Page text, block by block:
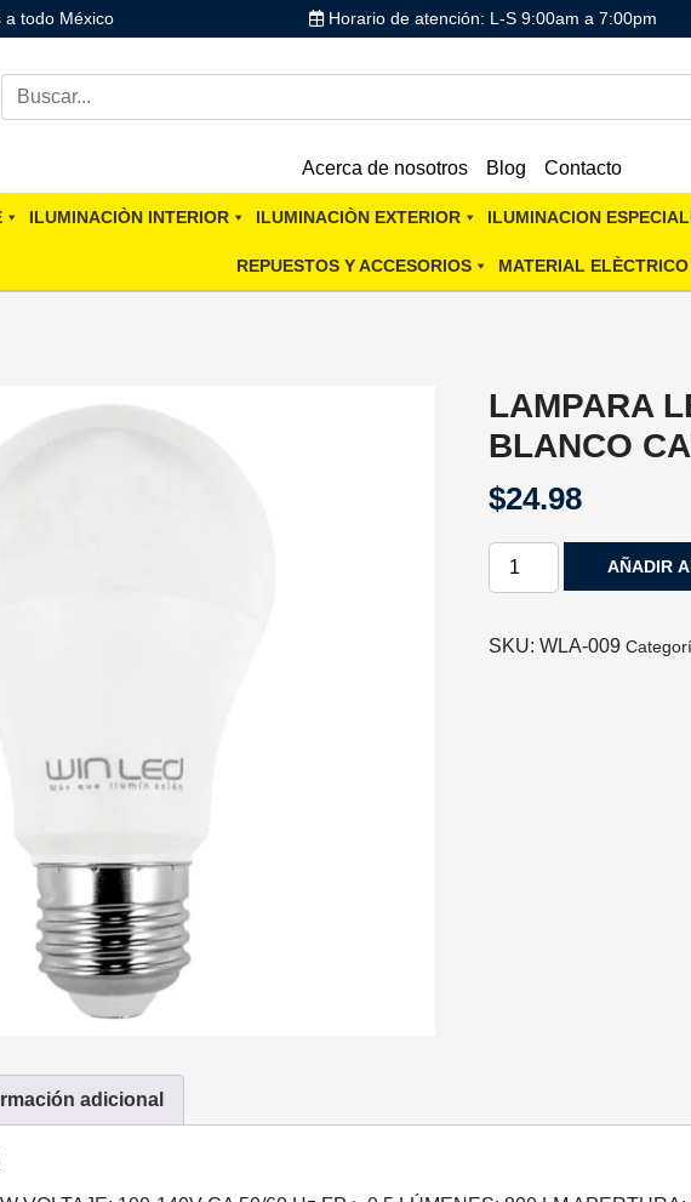
todo México Horario de atención: L-S 9:00am a 7:00pm
Acerca de nosotros Blog Contacto
ILUMINACIÒN INTERIOR ILUMINACIÒN EXTERIOR ILUMINACION
REPUESTOS Y ACCESORIOS MATERIAL ELÈCTRICO
LAMPARA
BLANCO
$24.98
LAMPARA
E26
AÑADIR
SKU:WLA‐009
adicional